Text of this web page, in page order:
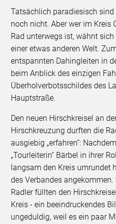
Tatsächlich paradiesisch
noch nicht. Aber wer im Kreis
Rad unterwegs ist, wähnt
einer etwas anderen Welt.
entspannten Dahingleiten in
beim Anblick des einzigen
Überholverbotsschildes des
Hauptstraße.
Den neuen Hirschkreisel an
Hirschkreuzung durften die
ausgiebig „erfahren“:
„Tourleiterin“ Bärbel in ihrer
langsam den Kreis umrundet
des Verbandes
Radler füllten den
Kreis - ein beeindruckendes
ungeduldig, weil es ein paar